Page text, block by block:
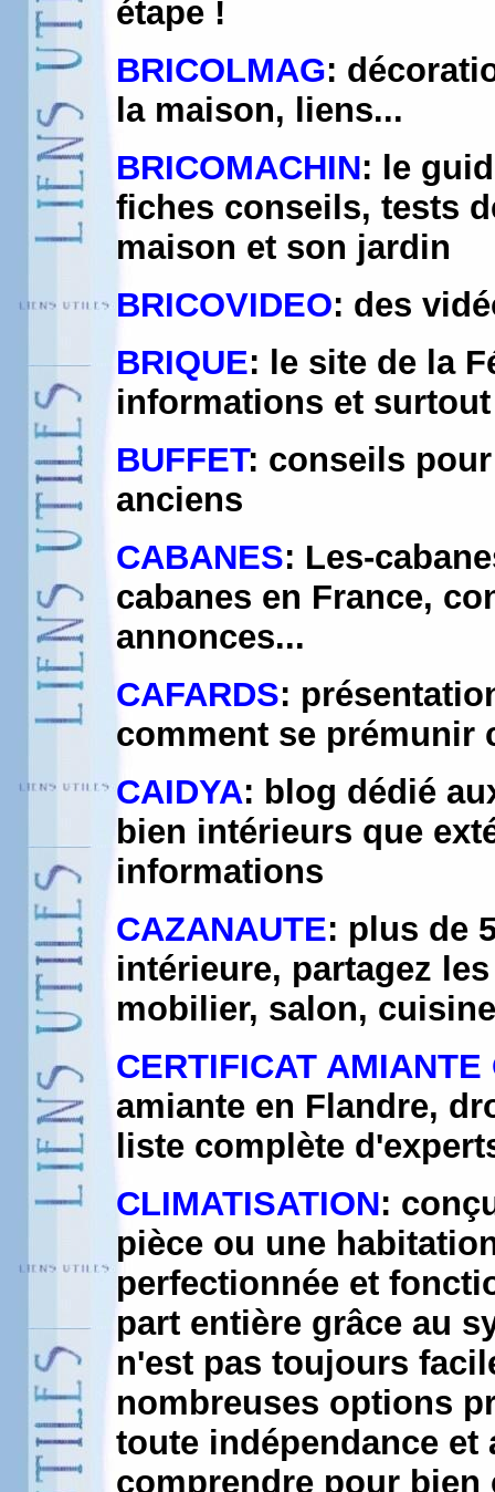
étape !
BRICOLMAG:
la maison, liens...
BRICOMACHIN: le
fiches conseils, tests
maison et son jardin
BRICOVIDEO: des
BRIQUE: le site de la
informations et
BUFFET: conseils
anciens
CABANES: Les-
cabanes en France,
annonces...
CAFARDS:
comment se prémunir
CAIDYA: blog dédié
bien intérieurs que
informations
CAZANAUTE: plus de
intérieure, partagez
mobilier, salon,
CERTIFICAT AMIANTE
amiante en Flandre,
liste complète
CLIMATISATION:
pièce ou une
perfectionnée et
part entière grâce au
n'est pas toujours
nombreuses options
toute indépendance
comprendre pour bien